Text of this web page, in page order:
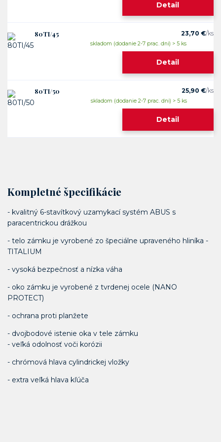
Detail
80TI/45 23,70 €/ks
skladom (dodanie 2-7 prac. dni) > 5 ks
Detail
80TI/50 25,90 €/ks
skladom (dodanie 2-7 prac. dni) > 5 ks
Detail
Kompletné špecifikácie
- kvalitný 6-stavítkový uzamykací systém ABUS s
paracentrickou drážkou
- telo zámku je vyrobené zo špeciálne upraveného hliníka -
TITALIUM
- vysoká bezpečnosť a nízka váha
- oko zámku je vyrobené z tvrdenej ocele (NANO
PROTECT)
- ochrana proti planžete
- dvojbodové istenie oka v tele zámku
- veľká odolnosť voči korózii
- chrómová hlava cylindrickej vložky
- extra veľká hlava kľúča